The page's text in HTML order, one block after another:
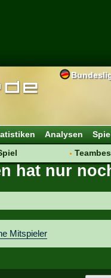
Analysen
& Tipps
hat nur
Mitspieler